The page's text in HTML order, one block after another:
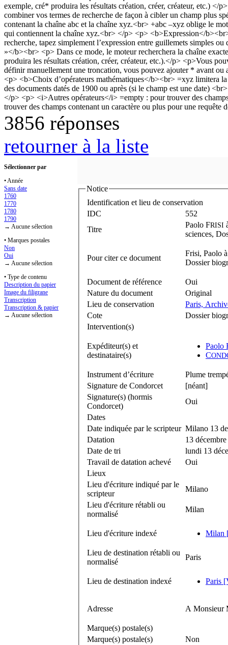
3856 réponses
retourner à la liste
Sélectionner par
• Année
Sans date
1760
1770
1780
1790
→ Aucune sélection
• Marques postales
Non
Oui
→ Aucune sélection
• Type de contenu
Description du papier
Image du filigrane
Transcription
Transcription & papier
→ Aucune sélection
Notice
Identification et lieu de conservation
IDC
552
Titre
Paolo FRISI
sciences,
Pour citer ce document
Frisi, Paolo
Dossier
Document de référence
Oui
Nature du document
Original
Lieu de conservation
Paris,
Cote
Dossier
Intervention(s)
Expéditeur(s) et
destinataire(s)
Paolo
C
Instrument d’écriture
Plume
Signature de Condorcet
[néant]
Signature(s) (hormis
Condorcet)
Oui
Dates
Date indiquée par le scripteur Milano 13
Datation
13
Date de tri
lundi 13
Travail de datation achevé
Oui
Lieux
Lieu d'écriture indiqué par le
scripteur
Milano
Lieu d'écriture rétabli ou
normalisé
Milan
Lieu d'écriture indexé Milan
Lieu de destination rétabli ou
normalisé
Paris
Lieu de destination indexé Paris
Adresse A Monsieur
Marque(s) postale(s)
Marque(s) postale(s)
Non